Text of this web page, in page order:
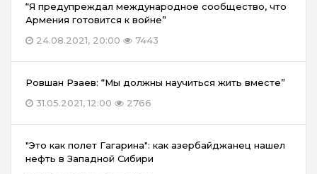
“Я предупреждал международное сообщество, что
Армения готовится к войне”
24.08.2021, 20:00
7443
Ровшан Рзаев: “Мы должны научиться жить вместе”
31.05.2021, 12:00
2766
"Это как полет Гагарина": как азербайджанец нашел
нефть в Западной Сибири